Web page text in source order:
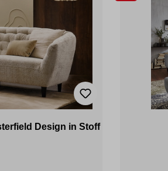
Design in Stoff